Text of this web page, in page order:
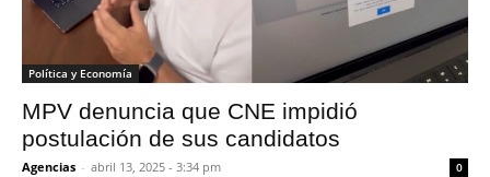
Política y Economía
MPV denuncia que CNE impidió
postulación de sus candidatos
Agencias - abril 13, 2025 - 3:34 pm 0